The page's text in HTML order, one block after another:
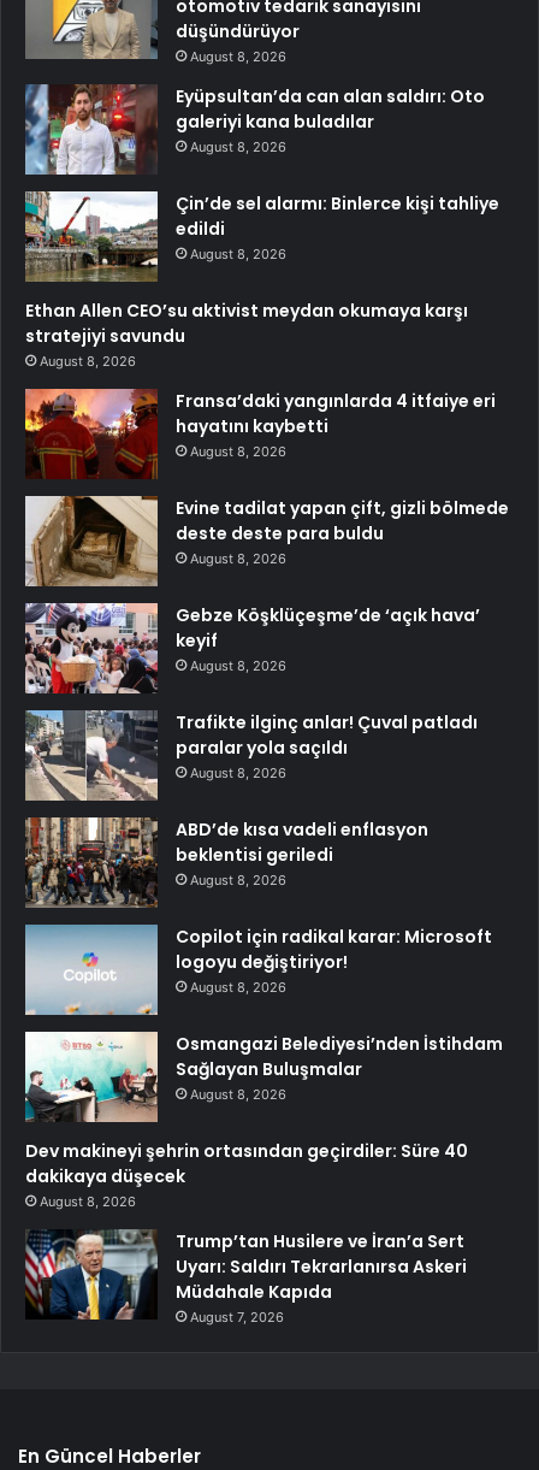
otomotiv tedarik sanayisini
düşündürüyor
August 8, 2026
Eyüpsultan’da can alan saldırı: Oto
galeriyi kana buladılar
August 8, 2026
Çin’de sel alarmı: Binlerce kişi tahliye
edildi
August 8, 2026
Ethan Allen CEO’su aktivist meydan okumaya karşı
stratejiyi savundu
August 8, 2026
Fransa’daki yangınlarda 4 itfaiye eri
hayatını kaybetti
August 8, 2026
Evine tadilat yapan çift, gizli bölmede
deste deste para buldu
August 8, 2026
Gebze Köşklüçeşme’de ‘açık hava’
keyif
August 8, 2026
Trafikte ilginç anlar! Çuval patladı
paralar yola saçıldı
August 8, 2026
ABD’de kısa vadeli enflasyon
beklentisi geriledi
August 8, 2026
Copilot için radikal karar: Microsoft
logoyu değiştiriyor!
August 8, 2026
Osmangazi Belediyesi’nden İstihdam
Sağlayan Buluşmalar
August 8, 2026
Dev makineyi şehrin ortasından geçirdiler: Süre 40
dakikaya düşecek
August 8, 2026
Trump’tan Husilere ve İran’a Sert
Uyarı: Saldırı Tekrarlanırsa Askeri
Müdahale Kapıda
August 7, 2026
En Güncel Haberler